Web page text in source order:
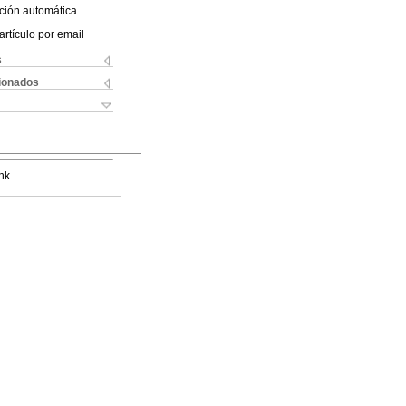
automática
por email